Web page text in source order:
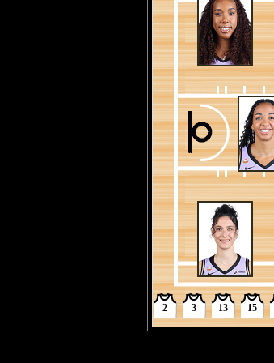
4节 05:38
57-42
4节 05:40
57-42
4节 05:40
57-42
4节 05:59
57-42
4节 05:59
57-42
4节 06:00
57-42
4节 06:03
55-42
4节 06:03
55-42
4节 06:19
55-42
4节 06:21
55-42
4节 06:32
55-42
4节 06:38
55-42
4节 06:42
55-42
4节 07:06
55-42
4节 07:06
55-41
4节 07:06
55-40
2 3 13 15